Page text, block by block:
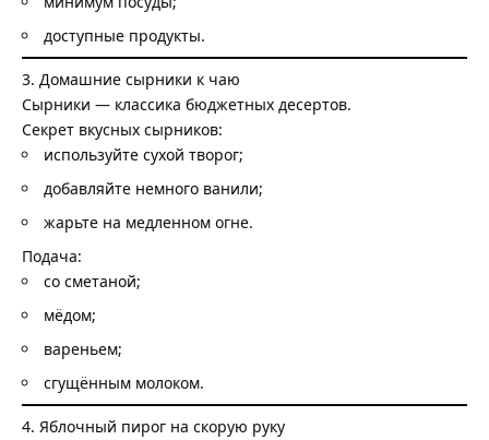
доступные продукты.
3. Домашние сырники к чаю
Сырники — классика бюджетных десертов.
Секрет вкусных сырников:
используйте сухой творог;
добавляйте немного ванили;
жарьте на медленном огне.
Подача:
со сметаной;
мёдом;
вареньем;
сгущённым молоком.
4. Яблочный пирог на скорую руку